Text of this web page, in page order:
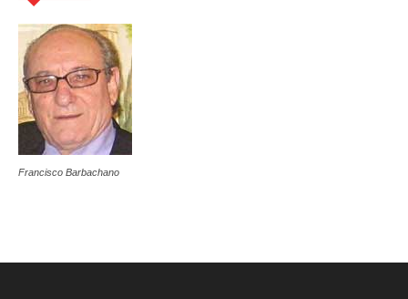
Francisco Barbachano